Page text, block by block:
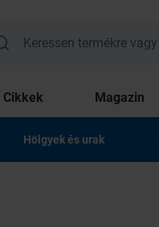
Cikkek Magazin
Hölgyek és urak